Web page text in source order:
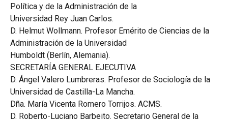
Política y de la Administración de la
Universidad Rey Juan Carlos.
D. Helmut Wollmann. Profesor Emérito de Ciencias de la
Administración de la Universidad
Humboldt (Berlín, Alemania).
SECRETARÍA GENERAL EJECUTIVA
D. Ángel Valero Lumbreras. Profesor de Sociología de la
Universidad de Castilla-La Mancha.
Dña. María Vicenta Romero Torrijos. ACMS.
D. Roberto-Luciano Barbeito. Secretario General de la